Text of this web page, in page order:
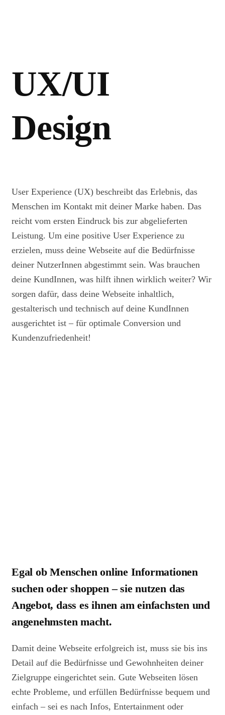
UX/UI
Design
User Experience (UX) beschreibt das Erlebnis, das
Menschen im Kontakt mit deiner Marke haben. Das
reicht vom ersten Eindruck bis zur abgelieferten
Leistung. Um eine positive User Experience zu
erzielen, muss deine Webseite auf die Bedürfnisse
deiner NutzerInnen abgestimmt sein. Was brauchen
deine KundInnen, was hilft ihnen wirklich weiter? Wir
sorgen dafür, dass deine Webseite inhaltlich,
gestalterisch und technisch auf deine KundInnen
ausgerichtet ist – für optimale Conversion und
Kundenzufriedenheit!
Egal ob Menschen online Informationen
suchen oder shoppen – sie nutzen das
Angebot, dass es ihnen am einfachsten und
angenehmsten macht.
Damit deine Webseite erfolgreich ist, muss sie bis ins
Detail auf die Bedürfnisse und Gewohnheiten deiner
Zielgruppe eingerichtet sein. Gute Webseiten lösen
echte Probleme, und erfüllen Bedürfnisse bequem und
einfach – sei es nach Infos, Entertainment oder